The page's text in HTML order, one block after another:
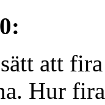
:
att
Hur